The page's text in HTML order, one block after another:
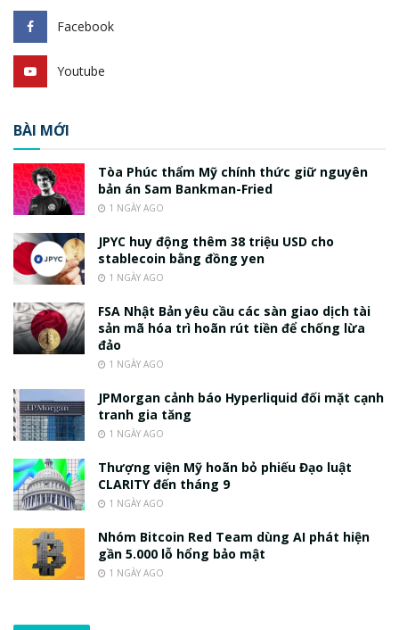
Facebook
Youtube
BÀI MỚI
Tòa Phúc thẩm Mỹ chính thức giữ nguyên
bản án Sam Bankman-Fried
1 NGÀY AGO
JPYC huy động thêm 38 triệu USD cho
stablecoin bằng đồng yen
1 NGÀY AGO
FSA Nhật Bản yêu cầu các sàn giao dịch tài
sản mã hóa trì hoãn rút tiền để chống lừa
đảo
1 NGÀY AGO
JPMorgan cảnh báo Hyperliquid đối mặt cạnh
tranh gia tăng
1 NGÀY AGO
Thượng viện Mỹ hoãn bỏ phiếu Đạo luật
CLARITY đến tháng 9
1 NGÀY AGO
Nhóm Bitcoin Red Team dùng AI phát hiện
gần 5.000 lỗ hổng bảo mật
1 NGÀY AGO